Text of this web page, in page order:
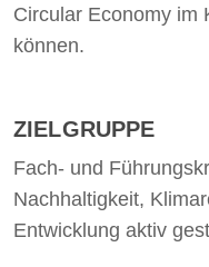
Circular Economy im
können.
ZIELGRUPPE
Fach- und
Nachhaltigkeit,
Entwicklung aktiv